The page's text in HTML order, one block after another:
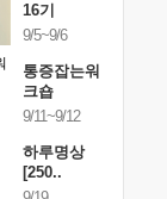
16기
9/5~9/6
통증잡는워
크숍
9/11~9/12
하루명상
[250..